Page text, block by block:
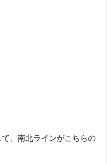
、南北ラインがこちらの